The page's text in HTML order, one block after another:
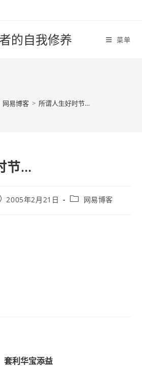
的自我修养 菜单
网易博客 > 所谓人生好时节…
节…
2005年2月21日
Post网易博客
套利华宝添益